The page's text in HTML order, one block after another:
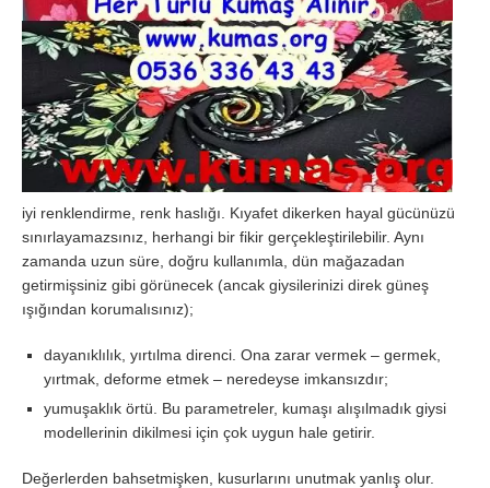
iyi renklendirme, renk haslığı. Kıyafet dikerken hayal gücünüzü
sınırlayamazsınız, herhangi bir fikir gerçekleştirilebilir. Aynı
zamanda uzun süre, doğru kullanımla, dün mağazadan
getirmişsiniz gibi görünecek (ancak giysilerinizi direk güneş
ışığından korumalısınız);
dayanıklılık, yırtılma direnci. Ona zarar vermek – germek,
yırtmak, deforme etmek – neredeyse imkansızdır;
yumuşaklık örtü. Bu parametreler, kumaşı alışılmadık giysi
modellerinin dikilmesi için çok uygun hale getirir.
Değerlerden bahsetmişken, kusurlarını unutmak yanlış olur.